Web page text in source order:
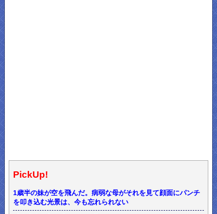
PickUp!
1歳半の妹が空を飛んだ。病弱な母がそれを見て顔面にパンチ
を叩き込む光景は、今も忘れられない